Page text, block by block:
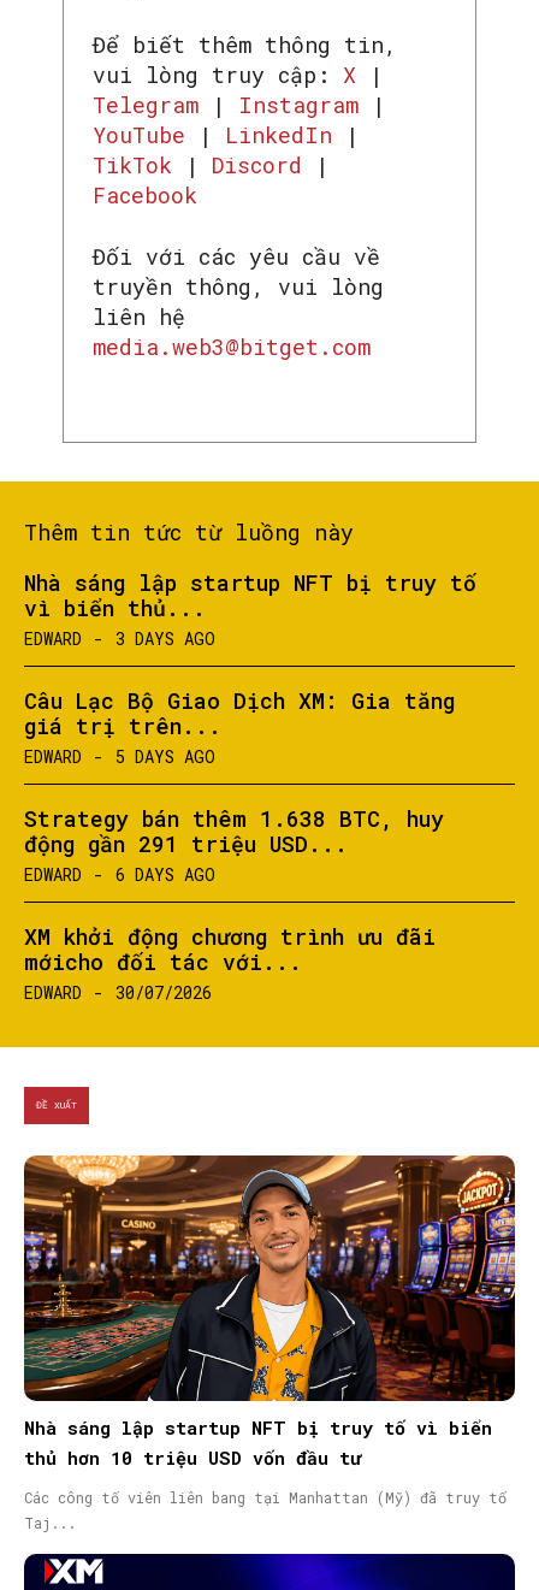
Để biết thêm thông tin,
vui lòng truy cập: X |
Telegram | Instagram |
YouTube | LinkedIn |
TikTok | Discord |
Facebook
Đối với các yêu cầu về
truyền thông, vui lòng
liên hệ
media.web3@bitget.com
Thêm tin tức từ luồng này
Nhà sáng lập startup NFT bị truy tố
vì biển thủ...
EDWARD - 3 DAYS AGO
Câu Lạc Bộ Giao Dịch XM: Gia tăng
giá trị trên...
EDWARD - 5 DAYS AGO
Strategy bán thêm 1.638 BTC, huy
động gần 291 triệu USD...
EDWARD - 6 DAYS AGO
XM khởi động chương trình ưu đãi
mớicho đối tác với...
EDWARD - 30/07/2026
ĐỀ XUẤT
Nhà sáng lập startup NFT bị truy tố vì biển
thủ hơn 10 triệu USD vốn đầu tư
Các công tố viên liên bang tại Manhattan (Mỹ) đã truy tố
Taj...